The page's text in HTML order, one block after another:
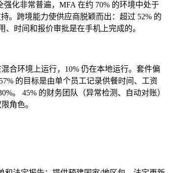
化非常普遍，MFA 在约 70% 的环境中处于
。跨境能力使供应商脱颖而出：超过 52% 的
、时间和报价审批是在手机上完成的。
合环境上运行，10% 仍在本地运行。套件偏
的目标是由单个员工记录供餐时间、工资
。 45% 的财务团队（异常检测、自动对账）
角色。